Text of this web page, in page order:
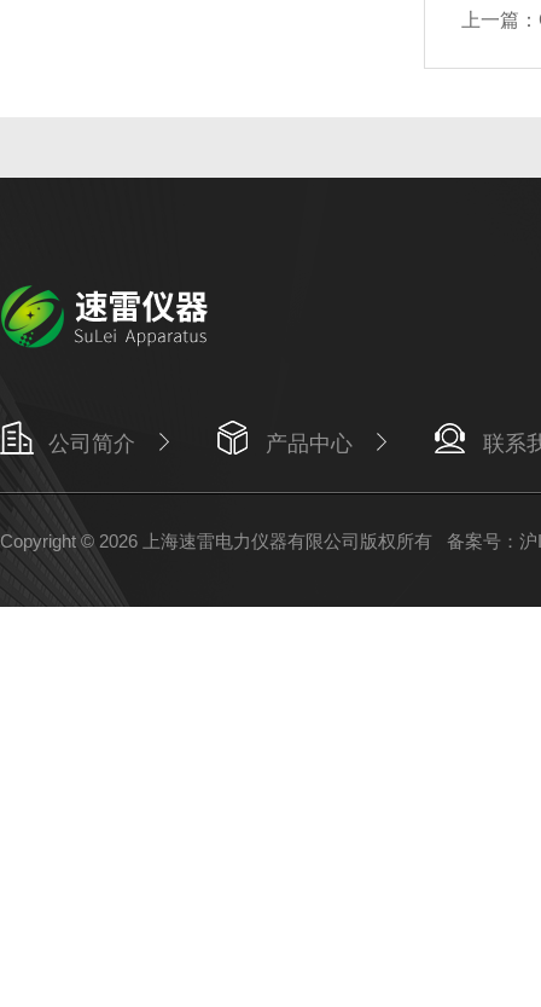
上一篇：
公司简介 产品中心 联系
Copyright © 2026 上海速雷电力仪器有限公司版权所有 备案号：